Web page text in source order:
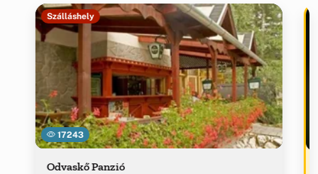
17243
Szálláshely
Odvaskő Panzió